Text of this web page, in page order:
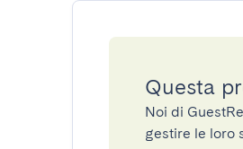
Questa
Noi di
gestire le loro